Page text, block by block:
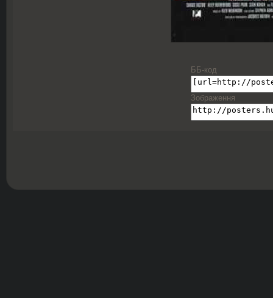
ББ-код
Зображення